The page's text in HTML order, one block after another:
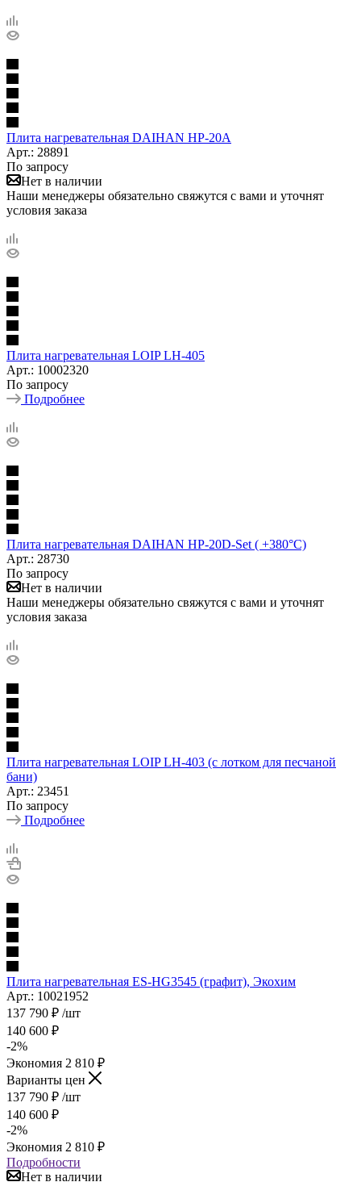
Плита нагревательная DAIHAN HP-20A
Арт.: 28891
По запросу
Нет в наличии
Наши менеджеры обязательно свяжутся с вами и уточнят
условия заказа
Плита нагревательная LOIP LH-405
Арт.: 10002320
По запросу
Подробнее
Плита нагревательная DAIHAN НР-20D-Set ( +380°C)
Арт.: 28730
По запросу
Нет в наличии
Наши менеджеры обязательно свяжутся с вами и уточнят
условия заказа
Плита нагревательная LOIP LH-403 (с лотком для песчаной
бани)
Арт.: 23451
По запросу
Подробнее
Плита нагревательная ES-HG3545 (графит), Экохим
Арт.: 10021952
137 790 ₽ /шт
140 600 ₽
-2%
Экономия 2 810 ₽
Варианты цен
137 790 ₽ /шт
140 600 ₽
-2%
Экономия 2 810 ₽
Подробности
Нет в наличии